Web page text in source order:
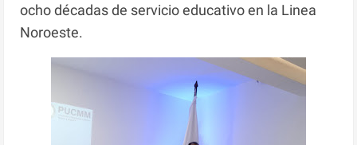
ocho décadas de servicio educativo en la Linea
Noroeste.